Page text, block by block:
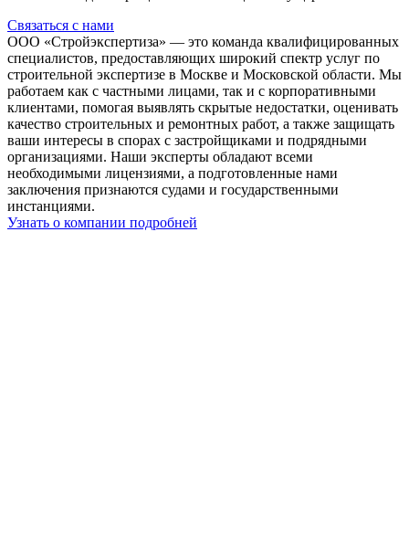
Связаться с нами
ООО «Стройэкспертиза» — это команда квалифицированных
специалистов, предоставляющих широкий спектр услуг по
строительной экспертизе в Москве и Московской области. Мы
работаем как с частными лицами, так и с корпоративными
клиентами, помогая выявлять скрытые недостатки, оценивать
качество строительных и ремонтных работ, а также защищать
ваши интересы в спорах с застройщиками и подрядными
организациями. Наши эксперты обладают всеми
необходимыми лицензиями, а подготовленные нами
заключения признаются судами и государственными
инстанциями.
Узнать о компании подробней